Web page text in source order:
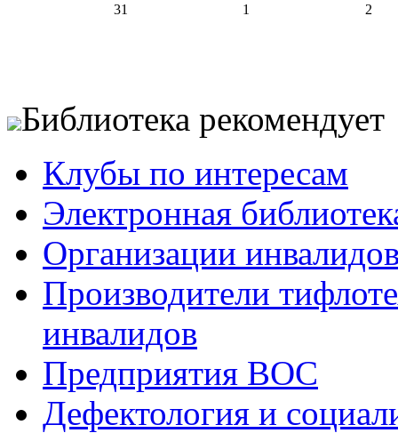
31
1 2
Библиотека рекомендует
Клубы по интересам
Электронная
Организации
Производители
инвалидов
Предприятия ВОС
Дефектология и